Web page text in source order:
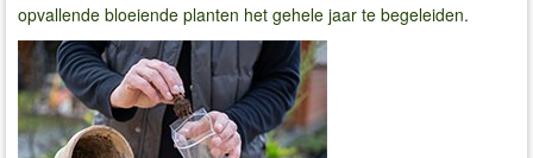
opvallende bloeiende planten het gehele jaar te begeleiden.